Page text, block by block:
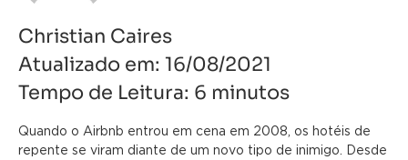
Christian Caires
Atualizado em: 16/08/2021
Tempo de Leitura: 6 minutos
Quando o Airbnb entrou em cena em 2008, os hotéis de
repente se viram diante de um novo tipo de inimigo. Desde